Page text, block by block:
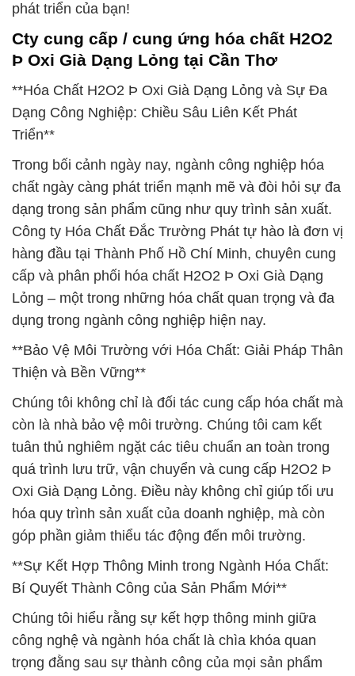
phát triển của bạn!
Cty cung cấp / cung ứng hóa chất H2O2
Þ Oxi Già Dạng Lỏng tại Cần Thơ
**Hóa Chất H2O2 Þ Oxi Già Dạng Lỏng và Sự Đa
Dạng Công Nghiệp: Chiều Sâu Liên Kết Phát
Triển**
Trong bối cảnh ngày nay, ngành công nghiệp hóa
chất ngày càng phát triển mạnh mẽ và đòi hỏi sự đa
dạng trong sản phẩm cũng như quy trình sản xuất.
Công ty Hóa Chất Đắc Trường Phát tự hào là đơn vị
hàng đầu tại Thành Phố Hồ Chí Minh, chuyên cung
cấp và phân phối hóa chất H2O2 Þ Oxi Già Dạng
Lỏng – một trong những hóa chất quan trọng và đa
dụng trong ngành công nghiệp hiện nay.
**Bảo Vệ Môi Trường với Hóa Chất: Giải Pháp Thân
Thiện và Bền Vững**
Chúng tôi không chỉ là đối tác cung cấp hóa chất mà
còn là nhà bảo vệ môi trường. Chúng tôi cam kết
tuân thủ nghiêm ngặt các tiêu chuẩn an toàn trong
quá trình lưu trữ, vận chuyển và cung cấp H2O2 Þ
Oxi Già Dạng Lỏng. Điều này không chỉ giúp tối ưu
hóa quy trình sản xuất của doanh nghiệp, mà còn
góp phần giảm thiểu tác động đến môi trường.
**Sự Kết Hợp Thông Minh trong Ngành Hóa Chất:
Bí Quyết Thành Công của Sản Phẩm Mới**
Chúng tôi hiểu rằng sự kết hợp thông minh giữa
công nghệ và ngành hóa chất là chìa khóa quan
trọng đằng sau sự thành công của mọi sản phẩm